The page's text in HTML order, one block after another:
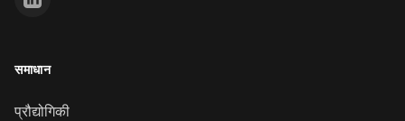
समाधान
प्रौद्योगिकी